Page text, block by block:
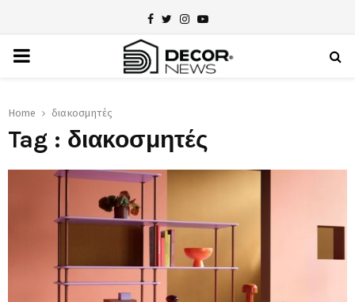
Facebook
TwitterInstagram
Youtube
PRIMARY
Home διακοσμητές
Tag : διακοσμητές